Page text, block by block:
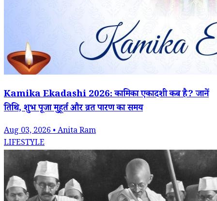
Kamika Ekadashi 2026: कामिका एकादशी कब है? जानें
तिथि, शुभ पूजा मुहूर्त और व्रत पारण का समय
Aug 03, 2026 • Anita Ram
LIFESTYLE